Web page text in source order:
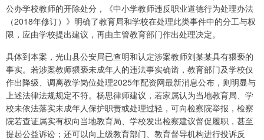
公办学校教师的开除处分，《中小学教师违反职业道德行为处理办法
（2018年修订）》明确了教育局和学校在处理此类事件中的分工与权
限，应由学校提出建议，再由主管教育部门作出处理决定。
具体到本案，光山县公安局已查明和认定涉案教师刘某某具有猥亵的
事实。若涉案教师猥亵未成年人的违法事实确凿，教育部门及学校仅
作出降级、调离教学岗位处理2025年配资网最新消息公布，则明显与
上述法律法规规定不符。杨思律师建议，若家属认为当地教育局、学
校未依法落实未成年人保护职责或处理过轻，可向检察院举报，检察
院若查证属实有权向当地教育局、学校发出检察建议督促履职，甚至
提起公益诉讼；还可以向上级教育部门、教育督导机构进行投诉反